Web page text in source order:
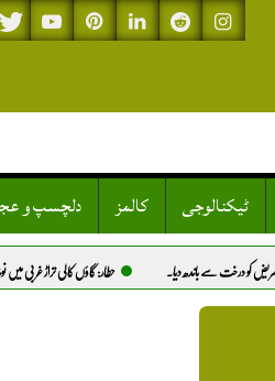
ٹیکنالوجی کالمز دلچسپ و
حطار: گاؤں کالی تراڑ غربی میں نوجوان شانہ کا قتل، پولیس نے